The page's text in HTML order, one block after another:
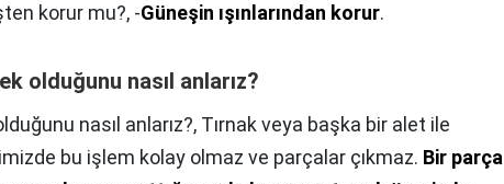
korur mu?, -Güneşin ışınlarından korur.
olduğunu nasıl anlarız?
nasıl anlarız?, Tırnak veya başka bir alet ile
bu işlem kolay olmaz ve parçalar çıkmaz. Bir parça